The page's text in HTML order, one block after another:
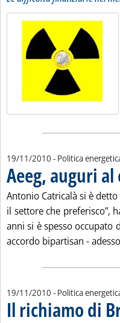
19/11/2010 - Politica
Aeeg, auguri
Antonio Catricalà si è
il settore che preferisco”,
anni si è spesso
accordo bipartisan -
19/11/2010 - Politica
Il richiamo di